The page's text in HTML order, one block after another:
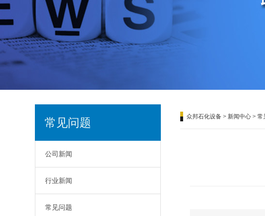
常见问题
公司新闻
行业新闻
常见问题
众邦石化设备 > 新闻中心 > 常